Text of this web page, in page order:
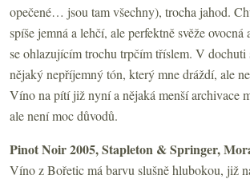
opečené… jsou tam všechny), trocha jahod.
spíše jemná a lehčí, ale perfektně svěže ovocná
se ohlazujícím trochu trpčím tříslem. V dochuti
nějaký nepříjemný tón, který mne dráždí, ale
Víno na pítí již nyní a nějaká menší archivace
ale není moc důvodů.
Pinot Noir 2005, Stapleton & Springer,
Víno z Bořetic má barvu slušně hlubokou, již